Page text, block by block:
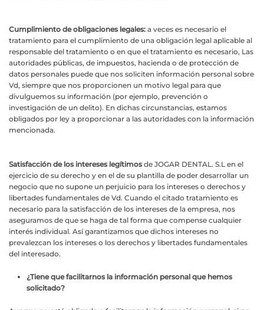
Cumplimiento de obligaciones legales: a veces es necesario el
tratamiento para el cumplimiento de una obligación legal aplicable al
responsable del tratamiento o en que el tratamiento es necesario, Las
autoridades públicas, de impuestos, hacienda o de protección de
datos personales puede que nos soliciten información personal sobre
Vd, siempre que nos proporcionen un motivo legal para que
divulguemos su información (por ejemplo, prevención o
investigación de un delito). En dichas circunstancias, estamos
obligados por ley a proporcionar a las autoridades con la información
mencionada.
Satisfacción de los intereses legítimos de JOGAR DENTAL. S.L en el
ejercicio de su derecho y en el de su plantilla de poder desarrollar un
negocio que no supone un perjuicio para los intereses o derechos y
libertades fundamentales de Vd. Cuando el citado tratamiento es
necesario para la satisfacción de los intereses de la empresa, nos
aseguramos de que se haga de tal forma que compense cualquier
interés individual. Así garantizamos que dichos intereses no
prevalezcan los intereses o los derechos y libertades fundamentales
del interesado.
¿Tiene que facilitarnos la información personal que hemos
solicitado?